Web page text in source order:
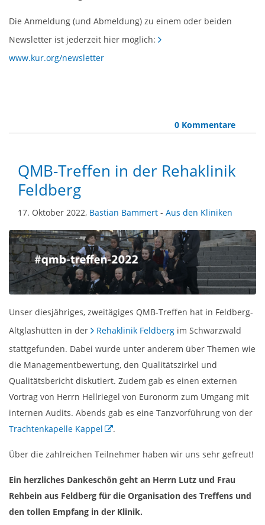
Die Anmeldung (und Abmeldung) zu einem oder beiden
Newsletter ist jederzeit hier möglich:
www.kur.org/newsletter
0 Kommentare
QMB-Treffen in der Rehaklinik
Feldberg
17. Oktober 2022, Bastian Bammert - Aus den Kliniken
Unser diesjähriges, zweitägiges QMB-Treffen hat in Feldberg-
Altglashütten in der
Rehaklinik Feldberg im Schwarzwald
stattgefunden. Dabei wurde unter anderem über Themen wie
die Managementbewertung, den Qualitätszirkel und
Qualitätsbericht diskutiert. Zudem gab es einen externen
Vortrag von Herrn Hellriegel von Euronorm zum Umgang mit
internen Audits. Abends gab es eine Tanzvorführung von der
Trachtenkapelle Kappel
.
Über die zahlreichen Teilnehmer haben wir uns sehr gefreut!
Ein herzliches Dankeschön geht an Herrn Lutz und Frau
Rehbein aus Feldberg für die Organisation des Treffens und
den tollen Empfang in der Klinik.